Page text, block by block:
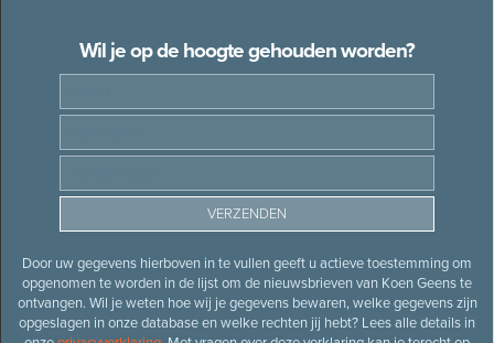
Wil je op de hoogte gehouden worden?
Door uw gegevens hierboven in te vullen geeft u actieve toestemming om
opgenomen te worden in de lijst om de nieuwsbrieven van Koen Geens te
ontvangen. Wil je weten hoe wij je gegevens bewaren, welke gegevens zijn
opgeslagen in onze database en welke rechten jij hebt? Lees alle details in